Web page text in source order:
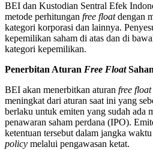
BEI dan Kustodian Sentral Efek
metode perhitungan free floatdengan
kategori korporasi dan lainnya.
kepemilikan saham di atas dan di
kategori kepemilikan.
Penerbitan Aturan Free Float
BEI akan menerbitkan aturan free float
meningkat dari aturan saat ini yang
berlaku untuk emiten yang sudah ada
penawaran saham perdana (IPO).
ketentuan tersebut dalam jangka
policy melalui pengawasan ketat.